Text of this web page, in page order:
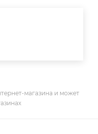
магазина и может